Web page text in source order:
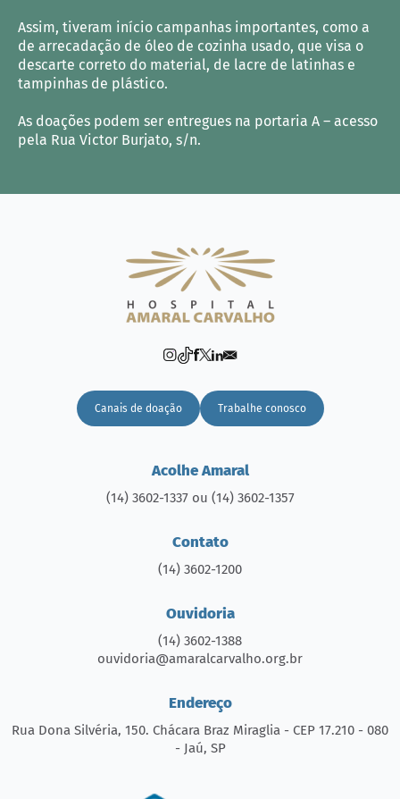
Assim, tiveram início campanhas importantes, como a
de arrecadação de óleo de cozinha usado, que visa o
descarte correto do material, de lacre de latinhas e
tampinhas de plástico.
As doações podem ser entregues na portaria A – acesso
pela Rua Victor Burjato, s/n.
Canais de doação Trabalhe conosco
Acolhe Amaral
(14) 3602-1337 ou (14) 3602-1357
Contato
(14) 3602-1200
Ouvidoria
(14) 3602-1388
ouvidoria@amaralcarvalho.org.br
Endereço
Rua Dona Silvéria, 150. Chácara Braz Miraglia - CEP 17.210 - 080
- Jaú, SP